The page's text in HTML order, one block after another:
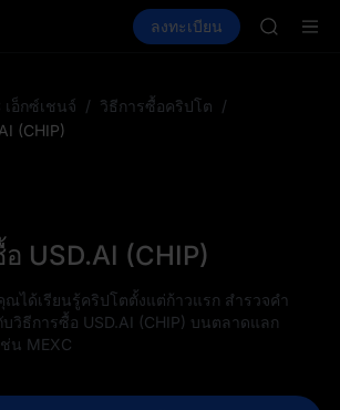
สปอต ฟิวเจอร์ส SPCX
ลงทะเบียน
สมัครสม
เอ็กซ์เชนจ์ / วิธีการซื้อคริปโต /
(CHIP)
USD.AI (CHIP)
ณได้เรียนรู้คริปโตตั้งแต่ก้าวแรก สำรวจคำ
บวิธีการซื้อ USD.AI (CHIP) บนตลาดแลก
น MEXC